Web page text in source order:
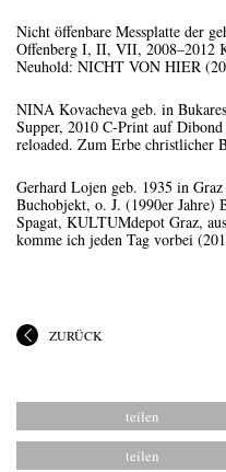
Nicht öffenbare Messplatte der
Offenberg I, II, VII, 2008–2012
Neuhold: NICHT VON HIER
NINA Kovacheva geb. in
Supper, 2010 C-Print auf
reloaded. Zum Erbe christlicher
Gerhard Lojen geb. 1935 in
Buchobjekt, o. J. (1990er Jahre)
Spagat, KULTUMdepot Graz,
komme ich jeden Tag vorbei
ZURÜCK